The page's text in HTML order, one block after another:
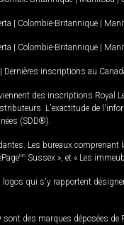
| Colombie-Britannique |
| Colombie-Britannique |
| Dernières inscriptions au
des inscriptions Royal
L'exactitude de
(SDD®).
Les bureaux comprenant
MD Sussex », et « Les
qui s'y rapportent
sont des marques déposées